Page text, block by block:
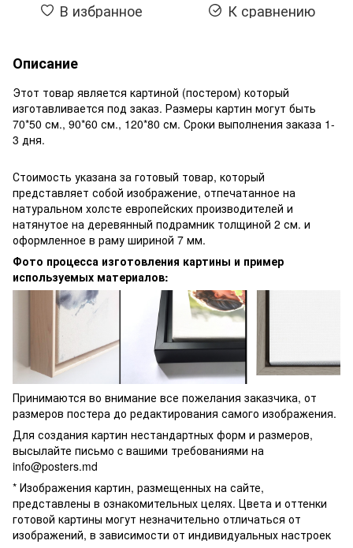
В избранное К сравнению
Описание
Этот товар является картиной (постером) который
изготавливается под заказ. Размеры картин могут быть
70*50 см., 90*60 см., 120*80 см. Сроки выполнения заказа 1-
3 дня.
Стоимость указана за готовый товар, который
представляет собой изображение, отпечатанное на
натуральном холсте европейских производителей и
натянутое на деревянный подрамник толщиной 2 см. и
оформленное в раму шириной 7 мм.
Фото процесса изготовления картины и пример
используемых материалов:
Принимаются во внимание все пожелания заказчика, от
размеров постера до редактирования самого изображения.
Для создания картин нестандартных форм и размеров,
высылайте письмо c вашими требованиями на
info@posters.md
* Изображения картин, размещенных на сайте,
представлены в ознакомительных целях. Цвета и оттенки
готовой картины могут незначительно отличаться от
изображений, в зависимости от индивидуальных настроек